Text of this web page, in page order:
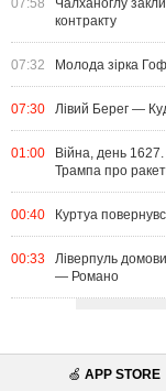
07:58
Чалханоглу
контракту
07:32 Молода зірка
07:30 Лівий Берег —
01:00
Війна, день
Трампа про
00:40 Куртуа
00:33
Ліверпуль
— Романо
🍏 APP STORE